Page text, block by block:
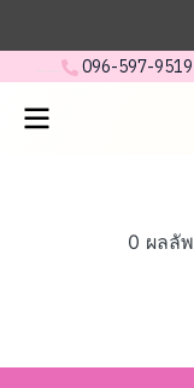
....... .096-597-95
0 ผลลั